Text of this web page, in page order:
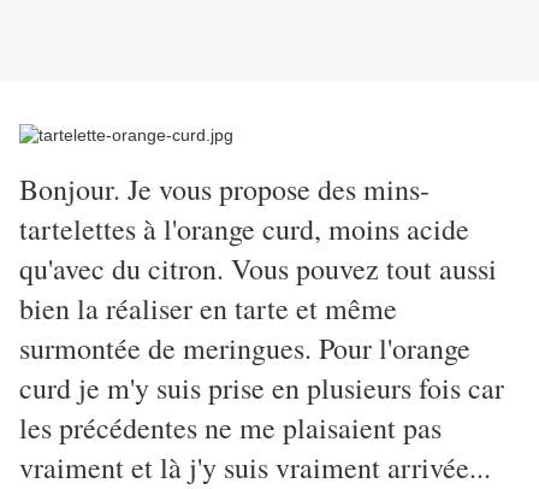
Bonjour. Je vous propose des mins-
tartelettes à l'orange curd, moins acide
qu'avec du citron. Vous pouvez tout aussi
bien la réaliser en tarte et même
surmontée de meringues. Pour l'orange
curd je m'y suis prise en plusieurs fois car
les précédentes ne me plaisaient pas
vraiment et là j'y suis vraiment arrivée...